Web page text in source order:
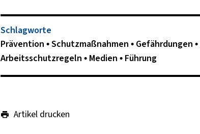
Schlagworte
Prävention Schutzmaßnahmen Gefährdungen
Arbeitsschutzregeln
Medien Führung
Artikel drucken